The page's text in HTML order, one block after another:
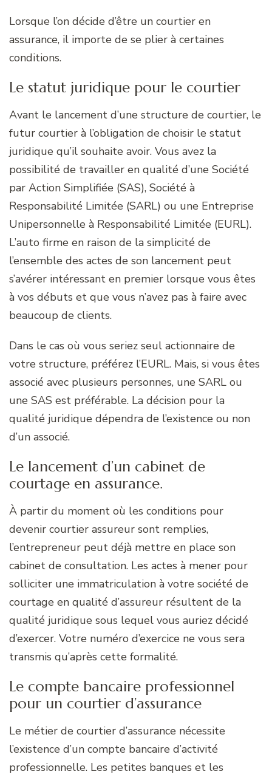
Lorsque l’on décide d’être un courtier en
assurance, il importe de se plier à certaines
conditions.
Le statut juridique pour le courtier
Avant le lancement d’une structure de courtier, le
futur courtier à l’obligation de choisir le statut
juridique qu’il souhaite avoir. Vous avez la
possibilité de travailler en qualité d’une Société
par Action Simplifiée (SAS), Société à
Responsabilité Limitée (SARL) ou une Entreprise
Unipersonnelle à Responsabilité Limitée (EURL).
L’auto firme en raison de la simplicité de
l’ensemble des actes de son lancement peut
s’avérer intéressant en premier lorsque vous êtes
à vos débuts et que vous n’avez pas à faire avec
beaucoup de clients.
Dans le cas où vous seriez seul actionnaire de
votre structure, préférez l’EURL. Mais, si vous êtes
associé avec plusieurs personnes, une SARL ou
une SAS est préférable. La décision pour la
qualité juridique dépendra de l’existence ou non
d’un associé.
Le lancement d’un cabinet de
courtage en assurance.
À partir du moment où les conditions pour
devenir courtier assureur sont remplies,
l’entrepreneur peut déjà mettre en place son
cabinet de consultation. Les actes à mener pour
solliciter une immatriculation à votre société de
courtage en qualité d’assureur résultent de la
qualité juridique sous lequel vous auriez décidé
d’exercer. Votre numéro d’exercice ne vous sera
transmis qu’après cette formalité.
Le compte bancaire professionnel
pour un courtier d’assurance
Le métier de courtier d’assurance nécessite
l’existence d’un compte bancaire d’activité
professionnelle. Les petites banques et les